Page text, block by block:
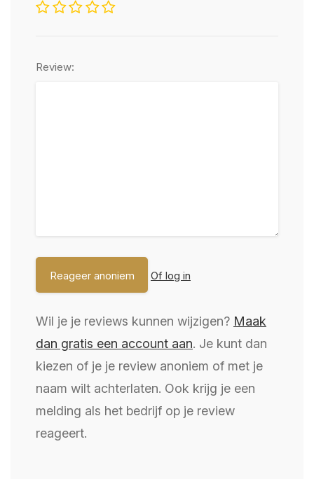
Review:
Of log in
Wil je je reviews kunnen wijzigen? Maak
dan gratis een account aan. Je kunt dan
kiezen of je je review anoniem of met je
naam wilt achterlaten. Ook krijg je een
melding als het bedrijf op je review
reageert.